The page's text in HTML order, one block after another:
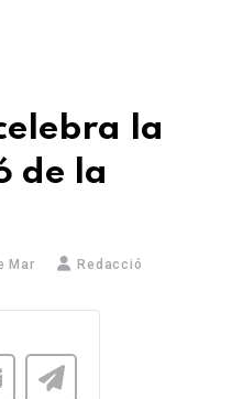
la
de la
Mar Redacció